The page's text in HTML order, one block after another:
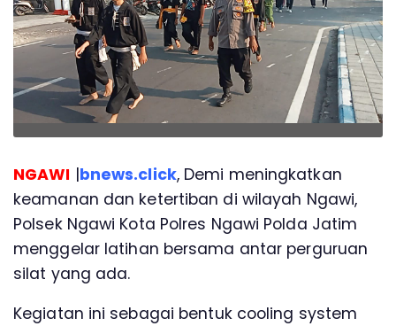
NGAWI |bnews.click, Demi meningkatkan
keamanan dan ketertiban di wilayah Ngawi,
Polsek Ngawi Kota Polres Ngawi Polda Jatim
menggelar latihan bersama antar perguruan
silat yang ada.
Kegiatan ini sebagai bentuk cooling system